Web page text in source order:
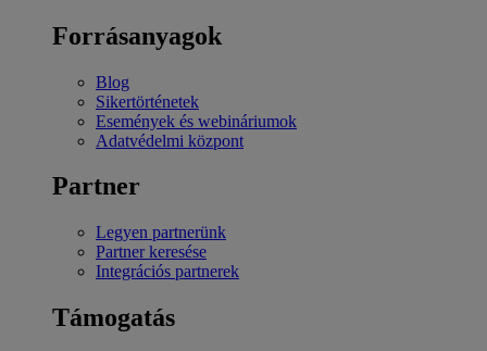
Forrásanyagok
Blog
Sikertörténetek
Események és webináriumok
Adatvédelmi központ
Partner
Legyen partnerünk
Partner keresése
Integrációs partnerek
Támogatás